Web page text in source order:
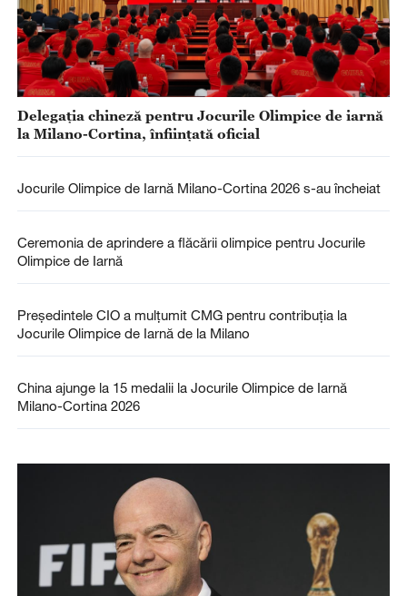
Delegația chineză pentru Jocurile Olimpice de iarnă
la Milano-Cortina, înființată oficial
Jocurile Olimpice de Iarnă Milano-Cortina 2026 s-au încheiat
Ceremonia de aprindere a flăcării olimpice pentru Jocurile
Olimpice de Iarnă
Președintele CIO a mulțumit CMG pentru contribuția la
Jocurile Olimpice de Iarnă de la Milano
China ajunge la 15 medalii la Jocurile Olimpice de Iarnă
Milano-Cortina 2026